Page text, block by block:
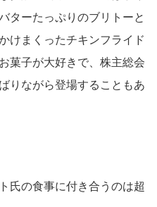
ターたっぷりのブリトーと
けまくったチキンフライド
菓子が大好きで、株主総会
りながら登場することもあ
氏の食事に付き合うのは超